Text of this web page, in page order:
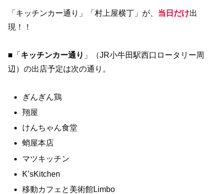
「キッチンカー通り」「村上屋横丁」が、 当日だけ出
現！！
■「 キッチンカー通り 」（JR小牛田駅西口ロータリー周
辺）の出店予定は次の通り。
ぎんぎん鶏
翔屋
けんちゃん食堂
蛸屋本店
マツキッチン
K’sKitchen
移動カフェと美術館Limbo